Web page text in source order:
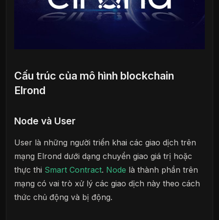
Cấu trúc của mô hình blockchain
Elrond
Node và User
User là những người triển khai các giao dịch trên
mạng Elrond dưới dạng chuyển giao giá trị hoặc
thực thi Smart Contract. Node là thành phần trên
mạng có vai trò xử lý các giao dịch này theo cách
thức chủ động và bị động.